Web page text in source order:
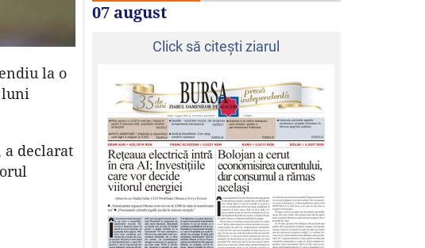
la o
a declarat
07 august
Click să citeşti ziarul